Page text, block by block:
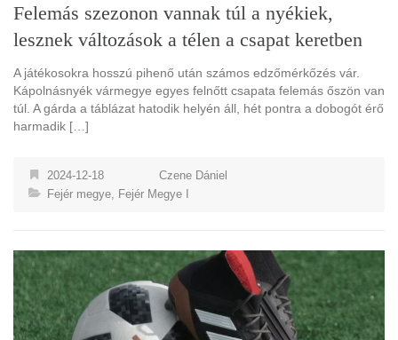
Felemás szezonon vannak túl a nyékiek,
lesznek változások a télen a csapat keretben
A játékosokra hosszú pihenő után számos edzőmérkőzés vár.
Kápolnásnyék vármegye egyes felnőtt csapata felemás őszön van
túl. A gárda a táblázat hatodik helyén áll, hét pontra a dobogót érő
harmadik […]
2024-12-18
Czene Dániel
Fejér megye, Fejér Megye I